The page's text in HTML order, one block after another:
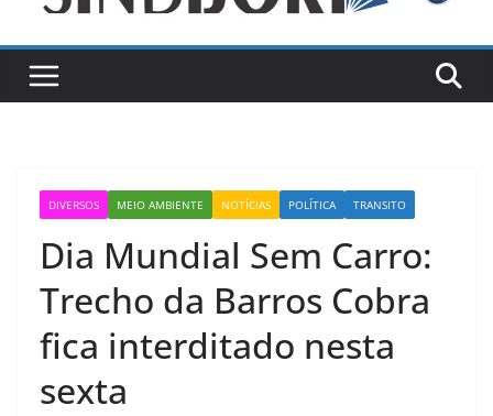
DIVERSOS MEIO AMBIENTE NOTÍCIAS POLÍTICA TRANSITO
Dia Mundial Sem Carro:
Trecho da Barros Cobra
fica interditado nesta
sexta